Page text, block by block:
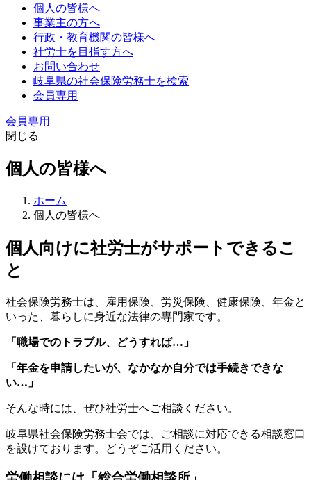
個人の皆様へ
事業主の方へ
行政・教育機関の皆様へ
社労士を目指す方へ
お問い合わせ
岐阜県の社会保険労務士を検索
会員専用
会員専用
閉じる
個人の皆様へ
ホーム
個人の皆様へ
個人向けに社労士がサポートできるこ
と
社会保険労務士は、雇用保険、労災保険、健康保険、年金と
いった、暮らしに身近な法律の専門家です。
「職場でのトラブル、どうすれば…」
「年金を申請したいが、なかなか自分では手続きできな
い…」
そんな時には、ぜひ社労士へご相談ください。
岐阜県社会保険労務士会では、ご相談に対応できる相談窓口
を設けております。どうぞご活用ください。